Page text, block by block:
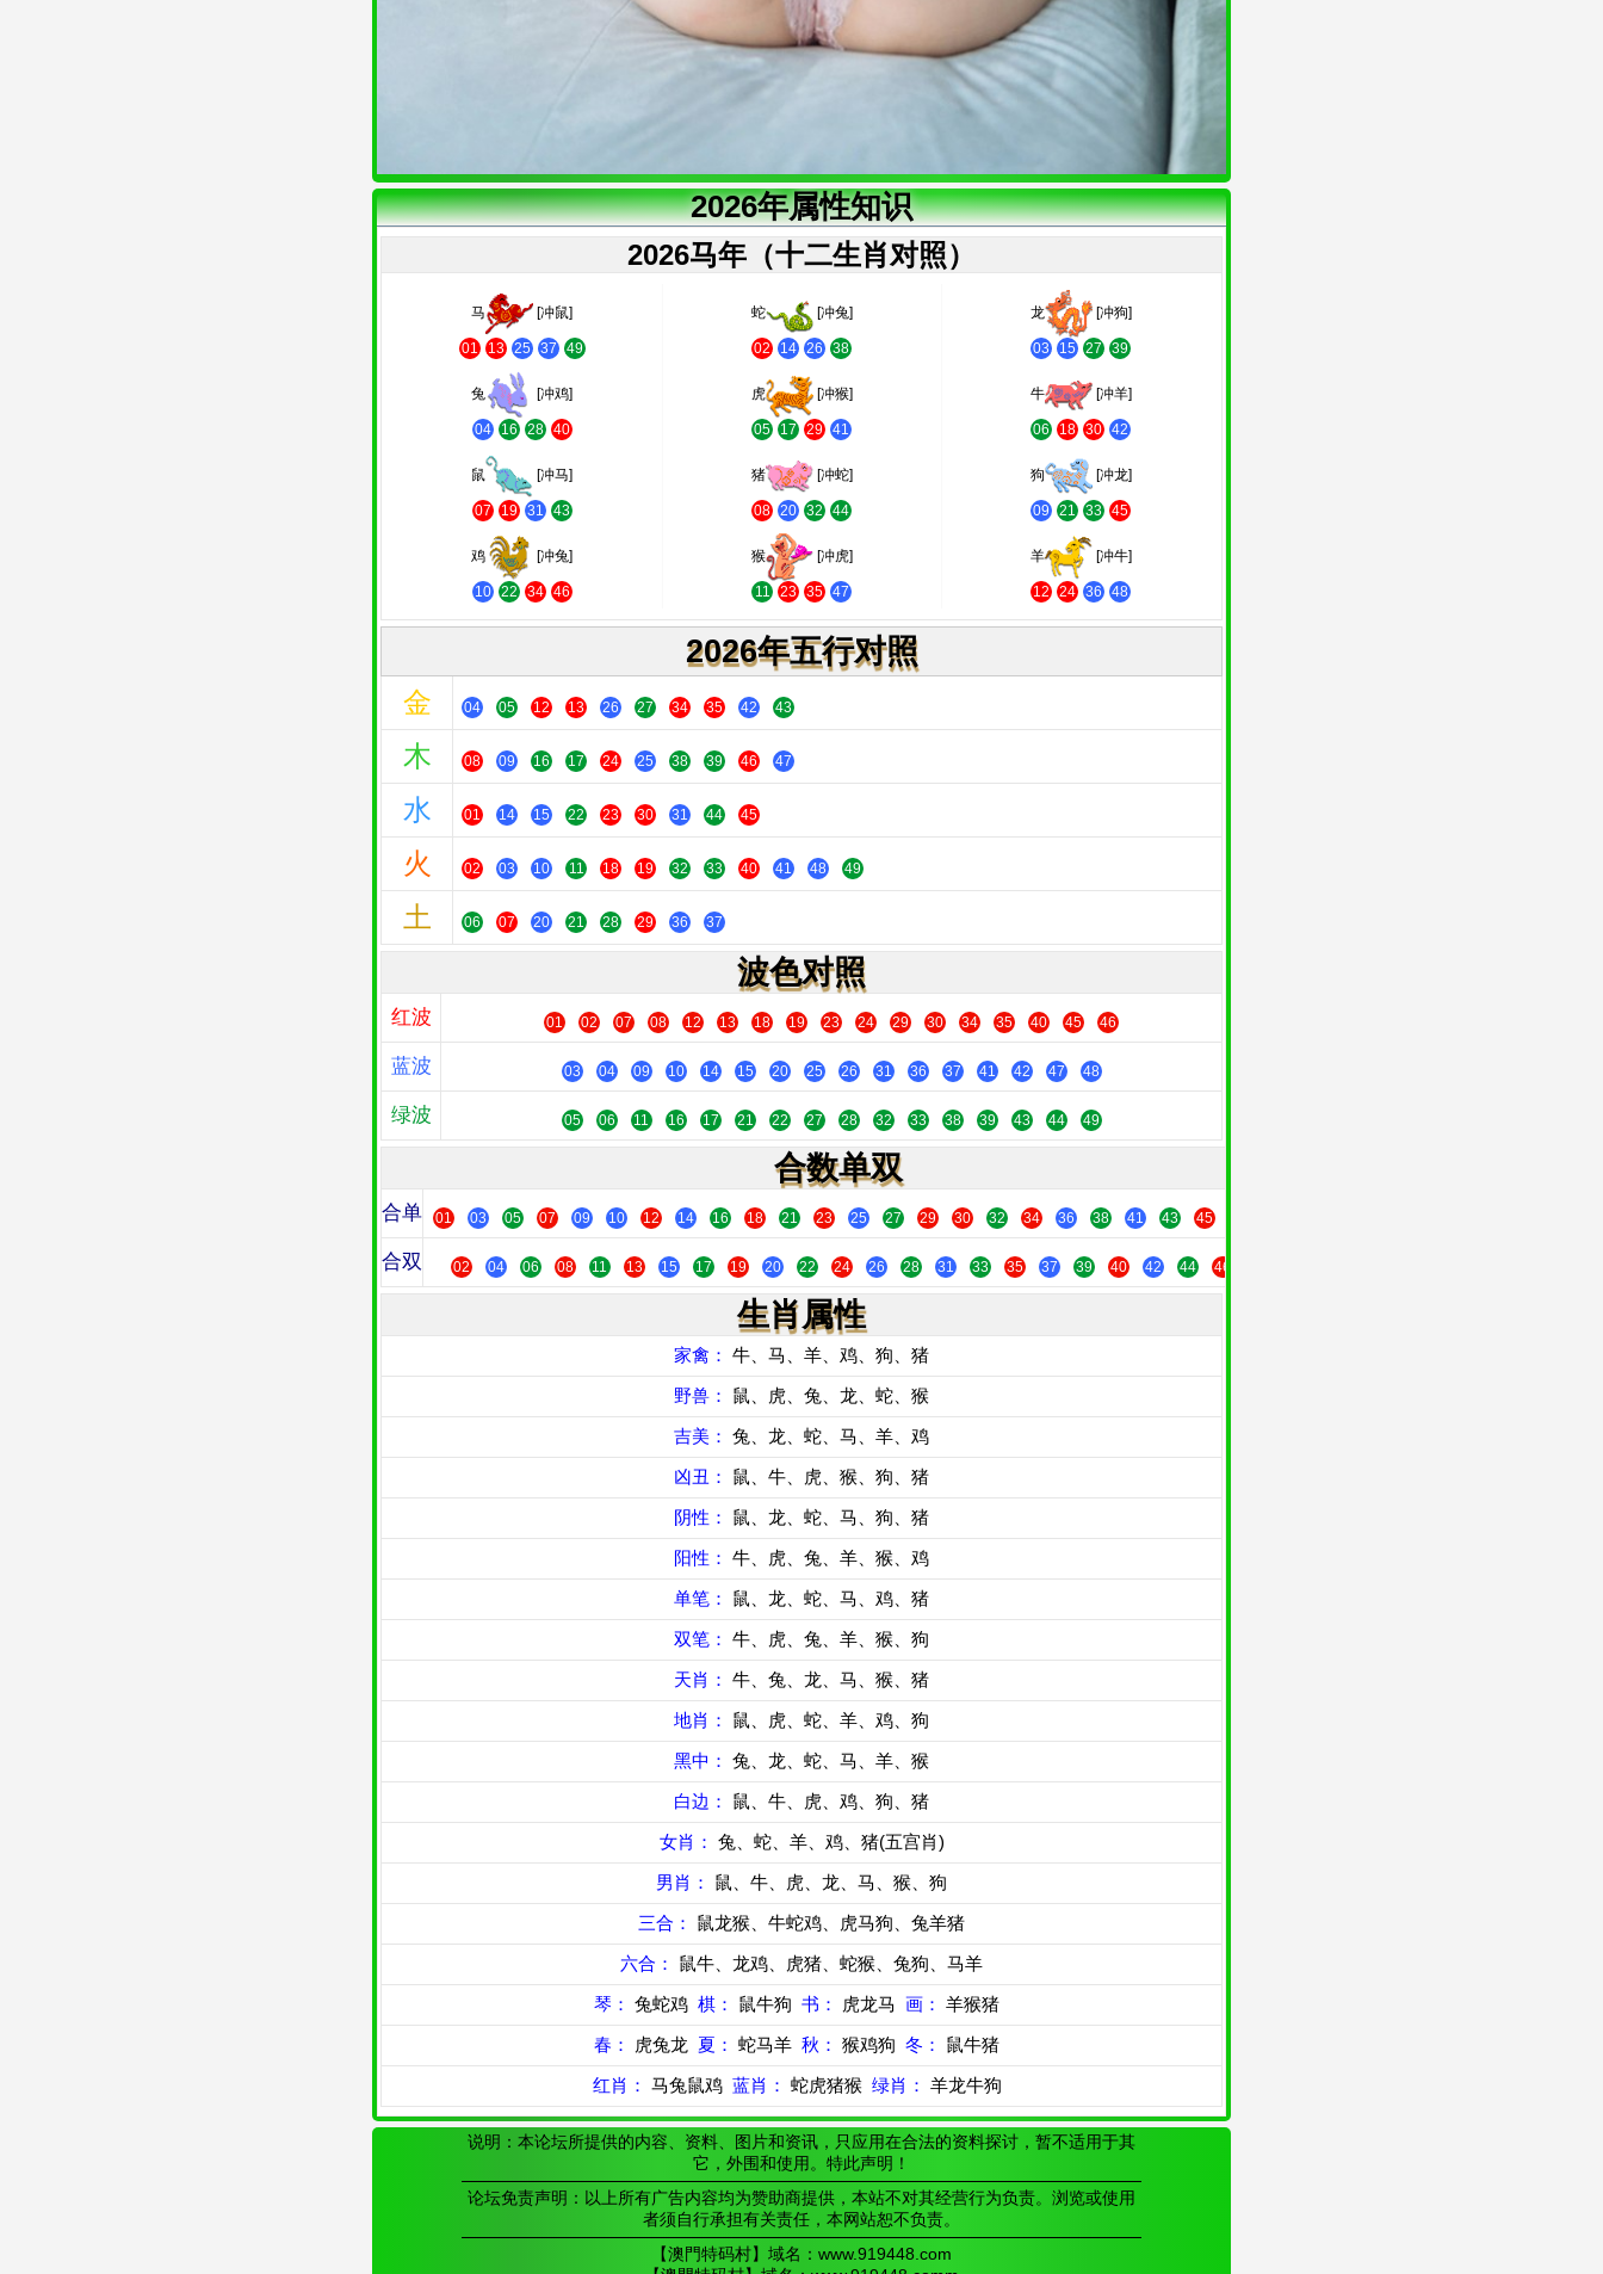
2026年属性知识
2026马年（十二生肖对照）
马 [冲鼠]
01 13 25 37 49
蛇 [冲兔]
02 14 26 38
龙 [冲狗]
03 15 27 39
兔 [冲鸡]
04 16 28 40
虎 [冲猴]
05 17 29 41
牛 [冲羊]
06 18 30 42
鼠 [冲马]
07 19 31 43
猪 [冲蛇]
08 20 32 44
狗 [冲龙]
09 21 33 45
鸡 [冲兔]
10 22 34 46
猴 [冲虎]
11 23 35 47
羊 [冲牛]
12 24 36 48
2026年五行对照
金 04 05 12 13 26 27 34 35 42 43
木 08 09 16 17 24 25 38 39 46 47
水 01 14 15 22 23 30 31 44 45
火 02 03 10 11 18 19 32 33 40 41 48 49
土 06 07 20 21 28 29 36 37
波色对照
红波 01 02 07 08 12 13 18 19 23 24 29 30 34 35 40 45 46
蓝波 03 04 09 10 14 15 20 25 26 31 36 37 41 42 47 48
绿波 05 06 11 16 17 21 22 27 28 32 33 38 39 43 44 49
合数单双
合单 01 03 05 07 09 10 12 14 16 18 21 23 25 27 29 30 32 34 36 38 41 43 45
合双 02 04 06 08 11 13 15 17 19 20 22 24 26 28 31 33 35 37 39 40 42 44 46
生肖属性
家禽： 牛、马、羊、鸡、狗、猪
野兽： 鼠、虎、兔、龙、蛇、猴
吉美： 兔、龙、蛇、马、羊、鸡
凶丑： 鼠、牛、虎、猴、狗、猪
阴性： 鼠、龙、蛇、马、狗、猪
阳性： 牛、虎、兔、羊、猴、鸡
单笔： 鼠、龙、蛇、马、鸡、猪
双笔： 牛、虎、兔、羊、猴、狗
天肖： 牛、兔、龙、马、猴、猪
地肖： 鼠、虎、蛇、羊、鸡、狗
黑中： 兔、龙、蛇、马、羊、猴
白边： 鼠、牛、虎、鸡、狗、猪
女肖： 兔、蛇、羊、鸡、猪(五宫肖)
男肖： 鼠、牛、虎、龙、马、猴、狗
三合： 鼠龙猴、牛蛇鸡、虎马狗、兔羊猪
六合： 鼠牛、龙鸡、虎猪、蛇猴、兔狗、马羊
琴： 兔蛇鸡 棋： 鼠牛狗 书： 虎龙马 画： 羊猴猪
春：
虎兔龙 夏： 蛇马羊 秋： 猴鸡狗 冬： 鼠牛猪
红肖： 马兔鼠鸡 蓝肖： 蛇虎猪猴 绿肖： 羊龙牛狗
说明：本论坛所提供的内容、资料、图片和资讯，只应用在合法的资料探讨，暂不适用于其
它，外围和使用。特此声明！
论坛免责声明：以上所有广告内容均为赞助商提供，本站不对其经营行为负责。浏览或使用
者须自行承担有关责任，本网站恕不负责。
【澳門特码村】域名：www.919448.com